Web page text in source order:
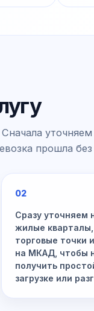
прошла
02
Сразу уточняем
жилые кварталы,
торговые точки
на МКАД, чтобы
получить
загрузке или